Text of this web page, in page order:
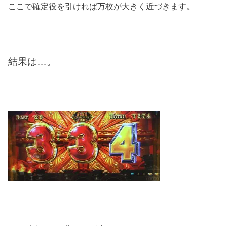
ここで確定役を引ければ万枚が大きく近づきます。
結果は…。